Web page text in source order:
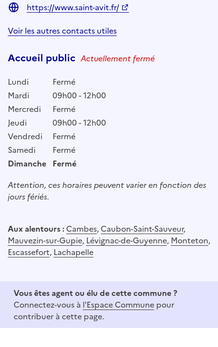
https://www.saint-avit.fr/
Voir les autres contacts utiles
Accueil public Actuellement fermé
Lundi
Fermé
Mardi
09h00 - 12h00
Mercredi
Fermé
Jeudi
09h00 - 12h00
Vendredi
Fermé
Samedi
Fermé
Dimanche Fermé
Attention, ces horaires peuvent varier en fonction des
jours fériés.
Aux alentours : Cambes, Caubon-Saint-Sauveur,
Mauvezin-sur-Gupie, Lévignac-de-Guyenne, Monteton,
Escassefort, Lachapelle
Vous êtes agent ou élu de cette commune ?
Connectez-vous à l'Espace Commune pour
contribuer à cette page.